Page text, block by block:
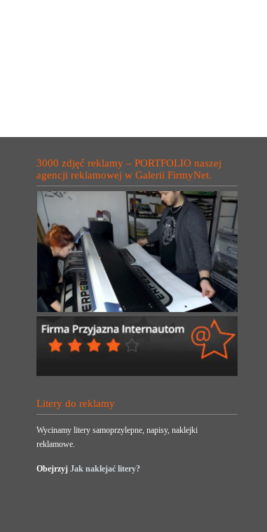
3000 zdjęć reklamy – PORTFOLIO naszej
agencji reklamowej w Galerii FirmyNet.
Litery do reklamy
Wycinamy litery samoprzylepne, napisy, naklejki
reklamowe.
ObejrzyjJak naklejać litery?